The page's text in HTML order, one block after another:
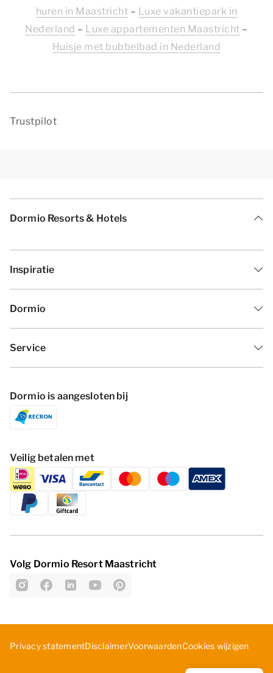
huren in Maastricht – Luxe vakantiepark in
Nederland – Luxe appartementen Maastricht –
Huisje met bubbelbad in Nederland
Trustpilot
Dormio Resorts & Hotels
Inspiratie
Dormio
Service
Dormio is aangesloten bij
Veilig betalen met
Volg Dormio Resort Maastricht
Privacy statementDisclaimerVoorwaardenCookies wijzigen